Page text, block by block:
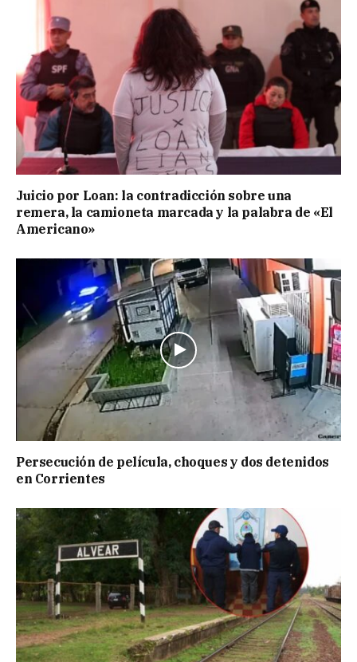
Juicio por Loan: la contradicción sobre una
remera, la camioneta marcada y la palabra de «El
Americano»
Persecución de película, choques y dos detenidos
en Corrientes